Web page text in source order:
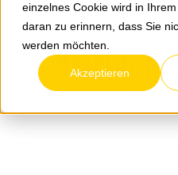
einzelnes Cookie wird in
daran zu erinnern, dass Sie
werden möchten.
Akzeptieren